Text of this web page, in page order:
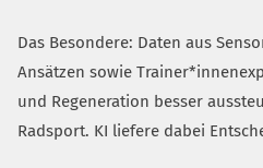
Das Besondere: Daten aus
Ansätzen sowie
und Regeneration besser
Radsport. KI liefere dabei